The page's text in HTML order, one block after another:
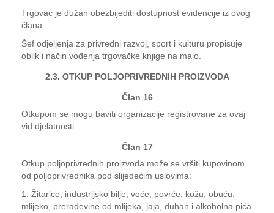
Trgovac je dužan obezbijediti dostupnost evidencije iz ovog
člana.
Šef odjeljenja za privredni razvoj, sport i kulturu propisuje
oblik i način vođenja trgovačke knjige na malo.
2.3. OTKUP POLJOPRIVREDNIH PROIZVODA
Član 16
Otkupom se mogu baviti organizacije registrovane za ovaj
vid djelatnosti.
Član 17
Otkup poljoprivrednih proizvoda može se vršiti kupovinom
od poljoprivrednika pod slijedećim uslovima:
1. Žitarice, industrijsko bilje, voće, povrće, kožu, obuću,
mlijeko, prerađevine od mlijeka, jaja, duhan i alkoholna pića